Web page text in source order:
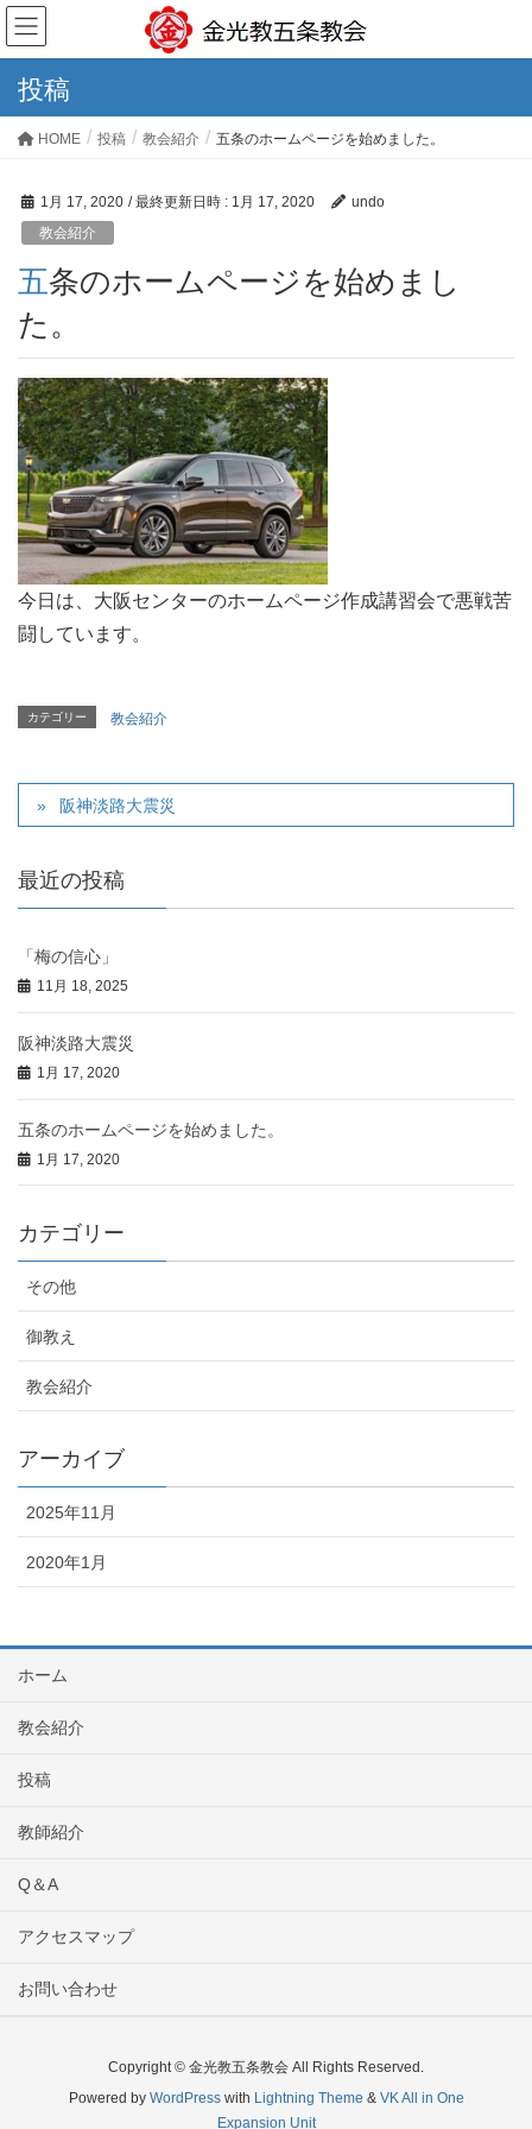
投稿
HOME 投稿 教会紹介 五条のホームページを始めました。
1月 17, 2020 / 最終更新日時 : 1月 17, 2020
undo
教会紹介
五条のホームページを始めまし
た。
今日は、大阪センターのホームページ作成講習会で悪戦苦
闘しています。
カテゴリー 教会紹介
阪神淡路大震災
最近の投稿
「梅の信心」
11月 18, 2025
阪神淡路大震災
1月 17, 2020
五条のホームページを始めました。
1月 17, 2020
カテゴリー
その他
御教え
教会紹介
アーカイブ
2025年11月
2020年1月
ホーム
教会紹介
投稿
教師紹介
Q＆A
アクセスマップ
お問い合わせ
Copyright © 金光教五条教会 All Rights Reserved.
Powered by WordPresswith Lightning Theme & VK All in One
Expansion Unit